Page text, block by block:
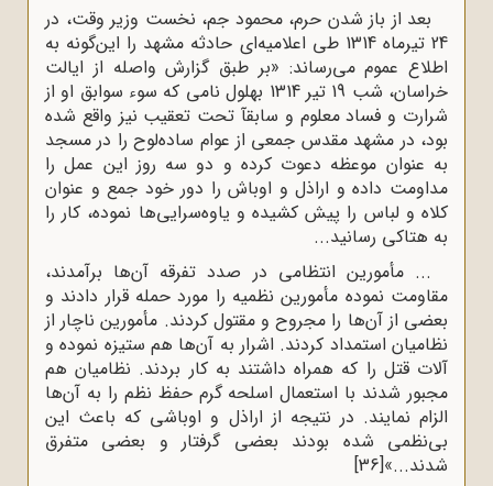
بعد از باز شدن حرم، محمود جم، نخست وزیر وقت، در
24 تیرماه 1314 طى اعلامیه‌اى حادثه مشهد را این‌گونه به
اطلاع عموم می‌رساند: «بر طبق گزارش واصله از ایالت
خراسان، شب 19 تیر 1314 بهلول نامى که سوء سوابق او از
شرارت و فساد معلوم و سابقآ تحت تعقیب نیز واقع شده
بود، در مشهد مقدس جمعى از عوام ساده‌لوح را در مسجد
به عنوان موعظه دعوت کرده و دو سه روز این عمل را
مداومت داده و اراذل و اوباش را دور خود جمع و عنوان
کلاه و لباس را پیش کشیده و یاوه‌سرایى‌ها نموده، کار را
به هتاکى رسانید...
... مأمورین انتظامی در صدد تفرقه آن‌ها برآمدند،
مقاومت نموده مأمورین نظمیه را مورد حمله قرار دادند و
بعضى از آن‌ها را مجروح و مقتول کردند. مأمورین ناچار از
نظامیان استمداد کردند. اشرار به آن‌ها هم ستیزه نموده و
آلات قتل را که همراه داشتند به کار بردند. نظامیان هم
مجبور شدند با استعمال اسلحه‌ گرم حفظ نظم را به آن‌ها
الزام نمایند. در نتیجه از اراذل و اوباشى که باعث این
بى‌نظمى شده بودند بعضى گرفتار و بعضى متفرق
شدند...»[36]